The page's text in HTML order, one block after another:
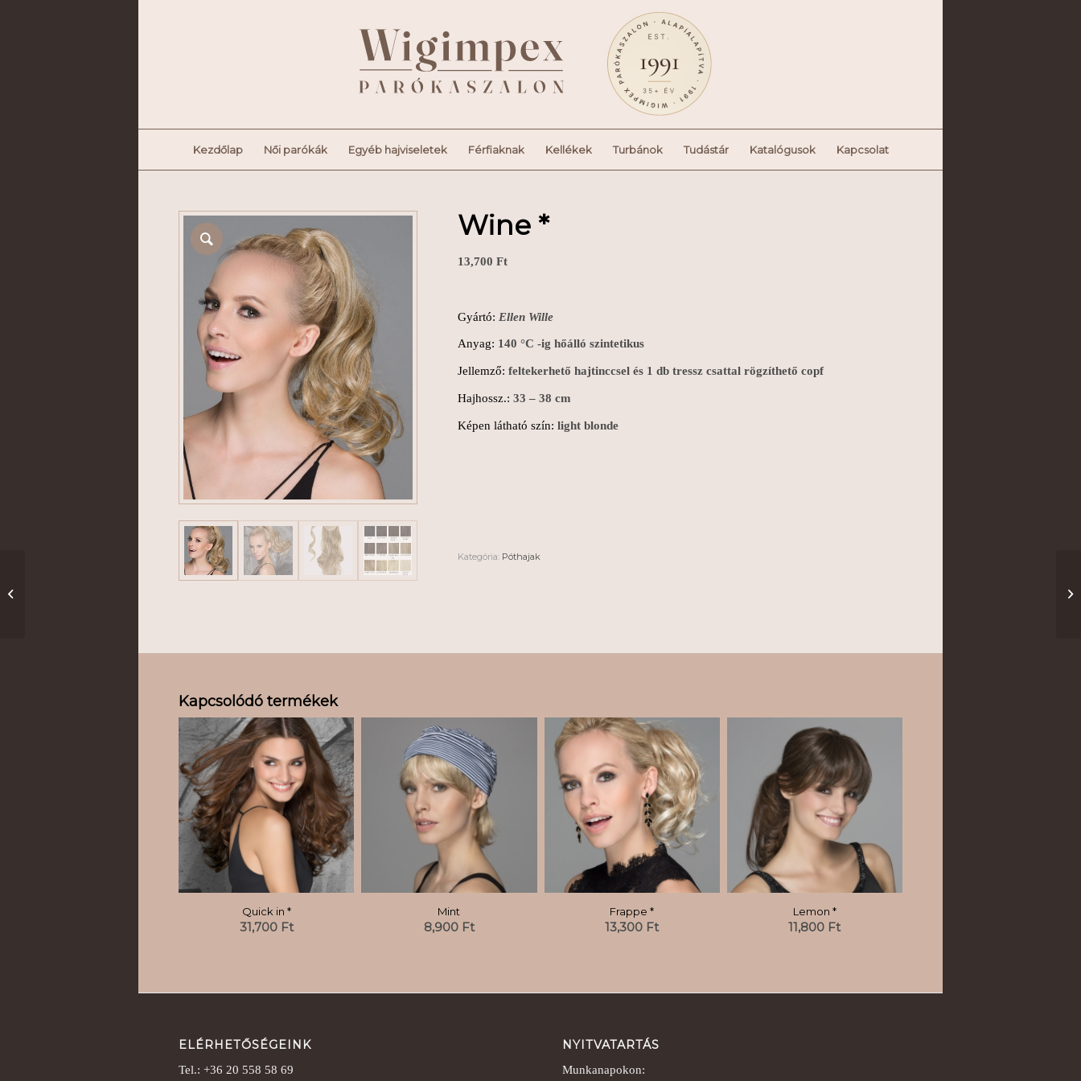
Kezdőlap Női parókák Egyéb hajviseletek Férfiaknak Kellékek Turbánok Tudástár Katalógusok Kapcsolat
Wine *
13,700 Ft
Gyártó: Ellen Wille
Anyag: 140 °C -ig hőálló szintetikus
Jellemző: feltekerhető hajtinccsel és 1 db tressz csattal rögzíthető copf
Hajhossz.: 33 – 38 cm
Képen látható szín: light blonde
Kategória: Póthajak
Kapcsolódó termékek
Quick in *
31,700 Ft
Mint
8,900 Ft
Frappe *
13,300 Ft
Lemon *
11,800 Ft
ELÉRHETŐSÉGEINK
Tel.: +36 20 558 58 69
NYITVATARTÁS
Munkanapokon: